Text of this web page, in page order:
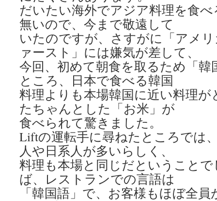
だいたい海外でアジア料理を食
無いので、今まで敬遠して
いたのですが、さすがに「アメ
ァースト」には嫌気が差して、
今回、初めて朝食を取るため「韓
ところ、日本で食べる韓国
料理よりも本場韓国に近い料理
たちゃんとした「お米」が
食べられて驚きました。
Liftの運転手に尋ねたところでは
人や日系人が多いらしく、
料理も本場と同じだということ
ば、レストランでの言語は
「韓国語」で、お客様もほぼ全